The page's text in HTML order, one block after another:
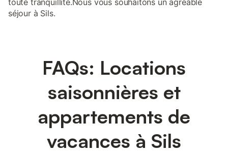
séjour à Sils.
FAQs: Locations
saisonnières et
appartements de
vacances à Sils